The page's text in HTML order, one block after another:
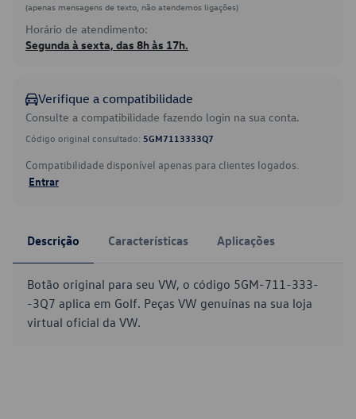
(apenas mensagens de texto, não atendemos ligações)
Horário de atendimento:
Segunda à sexta, das 8h às 17h.
Verifique a compatibilidade
Consulte a compatibilidade fazendo login na sua conta.
Código original consultado: 5GM7113333Q7
Compatibilidade disponível apenas para clientes logados.
Entrar
Descrição Características Aplicações
Botão original para seu VW, o código 5GM-711-333-
-3Q7 aplica em Golf. Peças VW genuínas na sua loja
virtual oficial da VW.